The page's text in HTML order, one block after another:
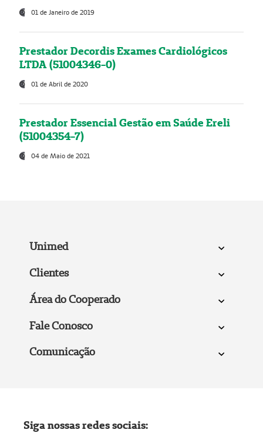
01 de Janeiro de 2019
Prestador Decordis Exames Cardiológicos
LTDA (51004346-0)
01 de Abril de 2020
Prestador Essencial Gestão em Saúde Ereli
(51004354-7)
04 de Maio de 2021
Unimed
Clientes
Área do Cooperado
Fale Conosco
Comunicação
Siga nossas redes sociais: